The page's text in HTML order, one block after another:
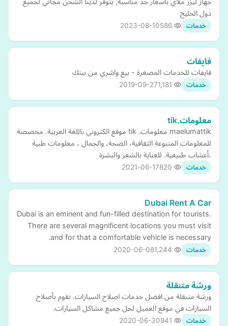
دول الخليج
خدمات 2023-08-10
فايفات
فايفات للخدمات المصغرة - بيع واشري من بيتك
خدمات 2019-09-27
معلومات.tik
maelumattik معلومات. tik موقع الكتروني باللغة العربية. مخصصة
للمعلومات المتنوعة الثقافية، الصحة، والجمال ، معلومات طبية
،أعشاب طبيعية. للعناية بالشعر والبشرة
خدمات 2021-06-17
Dubai Rent A Car
Dubai is an eminent and fun-filled destination for tourists.
There are several magnificent locations you must visit
and for that a comfortable vehicle is necessary.
خدمات 2020-06-08
ورشة متنقلة
ورشة متنقلة من افضل خدمات اصلاح السيارات. نقوم بأصلاح
السيارات في موقع العميل لحل جميع مشاكل السيارات.
خدمات 2020-06-30